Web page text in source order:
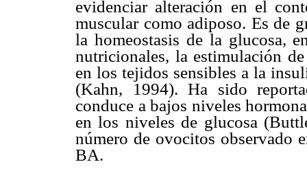
evidenciar alteración en el
muscular como adiposo. Es de
la homeostasis de la glucosa,
nutricionales, la estimulación
en los tejidos sensibles a la
(Kahn, 1994). Ha sido
conduce a bajos niveles
en los niveles de glucosa
número de ovocitos observado
BA.